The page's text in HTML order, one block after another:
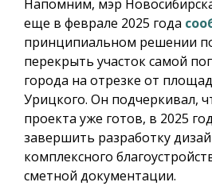
Напомним, мэр
еще в феврале 2025 года
принципиальном решении
перекрыть участок самой
города на отрезке от
Урицкого. Он подчеркивал,
проекта уже готов, в 2025
завершить разработку
комплексного
сметной документации.